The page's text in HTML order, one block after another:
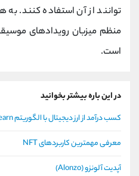
توانند از آن استفاده کنند. به
منظم میزبان رویدادهای
است.
در این باره بیشتر بخوانید
کسب درآمد از ارز دیجیتال با الگوریتم play to earn
معرفی مهمترین کاربردهای NFT
آپدیت آلونزو (Alonzo)